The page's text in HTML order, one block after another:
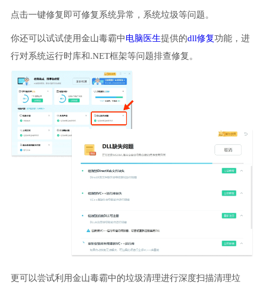
点击一键修复即可修复系统异常，系统垃圾等问题。
你还可以试试使用金山毒霸中电脑医生提供的dll修复功能，进
行对系统运行时库和.NET框架等问题排查修复。
更可以尝试利用金山毒霸中的垃圾清理进行深度扫描清理垃